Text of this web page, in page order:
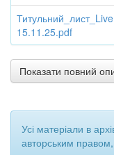
15.11.25.pdf
Показати повний
Усі матеріали в
авторським